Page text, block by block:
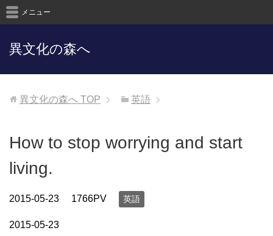
異文化の森へ
メニュー
異文化の森へ TOP 英語
How to stop worrying and start
living.
2015-05-23 1766PV 英語
2015-05-23